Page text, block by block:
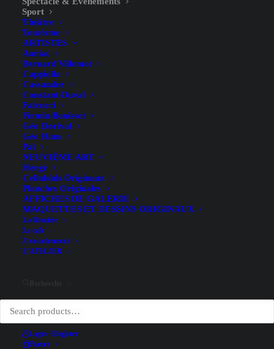
Sport
Théâtre
Tourisme
ARTISTES
Auriac
Bernard Villemot
Cappiello
Cassandre
Constant-Duval
Falcucci
Firmin Bouisset
Géo Dorival
Géo Ham
Pal
NEUVIÈME ART
Hergé
Celluloïds Originaux
Planches Originales
AFFICHES DE GALERIE
MAQUETTES ET DESSINS ORIGINAUX
La librairie
Le café
L’encadrement
L’ATELIER
Login / Register
Panier
Roland Garros – Björn Borg
– Eduardo Arroyo – 1981
Illustrateur
Largeur (hors entoilage)
Technique d'impression
Conditionnement